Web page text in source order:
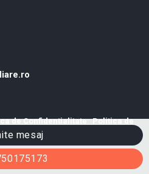
mesaj
de Confidentialitate Politica de